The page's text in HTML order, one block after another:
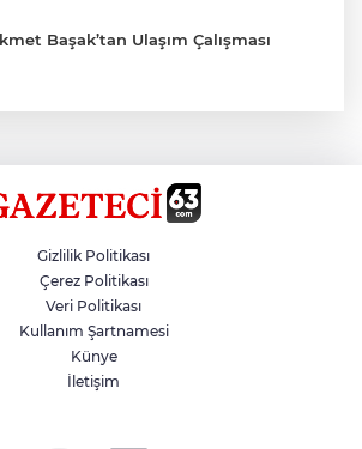
Başak’tan Ulaşım Çalışması
Sayıda Ürün Ele Geçirildi
Tepelere Yurt Dışı Tanıtımı
Gizlilik Politikası
Çerez Politikası
Veri Politikası
Kullanım Şartnamesi
Künye
İletişim